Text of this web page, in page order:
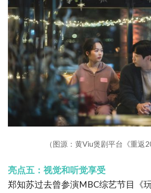
（图源：黄Viu煲剧平台《重返
亮点五：视觉和听觉享受
郑知苏过去曾参演MBC综艺节目《